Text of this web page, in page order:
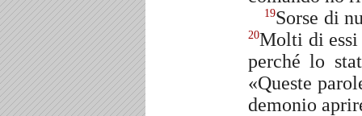
19Sorse di
20Molti di essi
perché lo
«Queste
demonio